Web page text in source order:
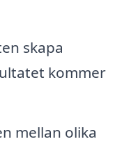
skapa
kommer
mellan olika